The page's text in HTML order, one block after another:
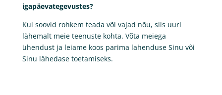
igapäevategevustes?
Kui soovid rohkem teada või vajad nõu, siis uuri
lähemalt meie teenuste kohta. Võta meiega
ühendust ja leiame koos parima lahenduse Sinu või
Sinu lähedase toetamiseks.